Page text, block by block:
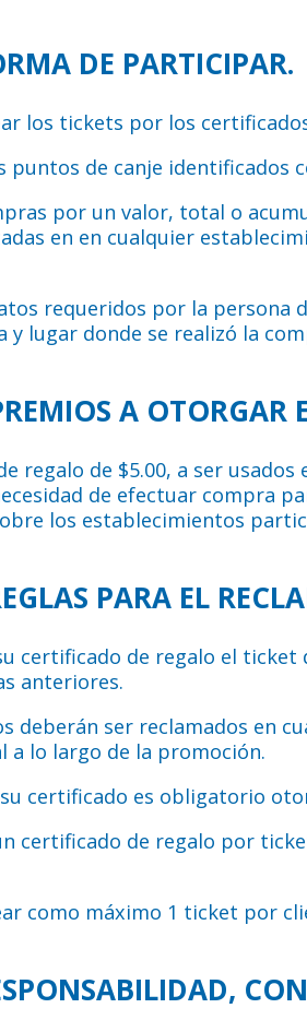
DE PARTICIPAR.
los tickets por los
puntos de canje identificados
por un valor, total o
en en cualquier
requeridos por la
y lugar donde se realizó la
A
regalo de $5.00, a ser
de efectuar compra
los establecimientos
PARA EL
certificado de regalo el
anteriores.
deberán ser reclamados en
a lo largo de la promoción.
certificado es obligatorio
certificado de regalo por
como máximo 1 ticket por